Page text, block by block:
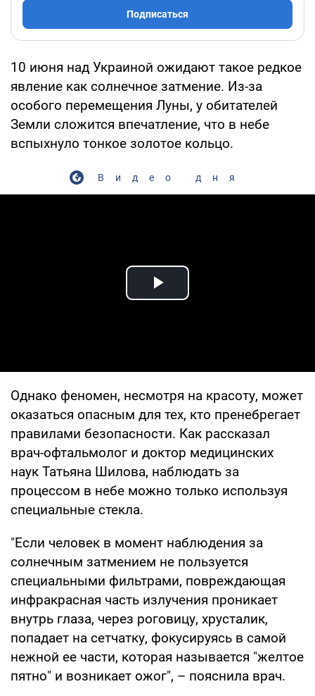
Подписаться
10 июня над Украиной ожидают такое редкое
явление как солнечное затмение. Из-за
особого перемещения Луны, у обитателей
Земли сложится впечатление, что в небе
вспыхнуло тонкое золотое кольцо.
Видео дня
Play Video
Однако феномен, несмотря на красоту, может
оказаться опасным для тех, кто пренебрегает
правилами безопасности. Как рассказал
врач-офтальмолог и доктор медицинских
наук Татьяна Шилова, наблюдать за
процессом в небе можно только используя
специальные стекла.
"Если человек в момент наблюдения за
солнечным затмением не пользуется
специальными фильтрами, повреждающая
инфракрасная часть излучения проникает
внутрь глаза, через роговицу, хрусталик,
попадает на сетчатку, фокусируясь в самой
нежной ее части, которая называется "желтое
пятно" и возникает ожог", – пояснила врач.